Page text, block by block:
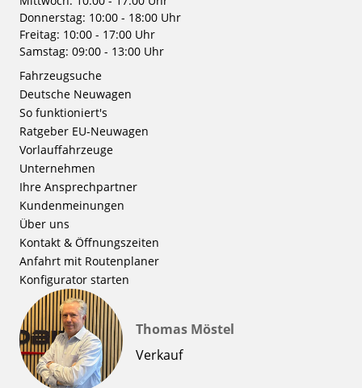
Donnerstag: 10:00 - 18:00 Uhr
Freitag: 10:00 - 17:00 Uhr
Samstag: 09:00 - 13:00 Uhr
Fahrzeugsuche
Deutsche Neuwagen
So funktioniert's
Ratgeber EU-Neuwagen
Vorlauffahrzeuge
Unternehmen
Ihre Ansprechpartner
Kundenmeinungen
Über uns
Kontakt & Öffnungszeiten
Anfahrt mit Routenplaner
Konfigurator starten
Thomas Möstel
Verkauf